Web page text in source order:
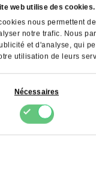
web utilise des cookies.
nous permettent
notre trafic. Nous
et d'analyse, qui
utilisation de leurs
Nécessaires